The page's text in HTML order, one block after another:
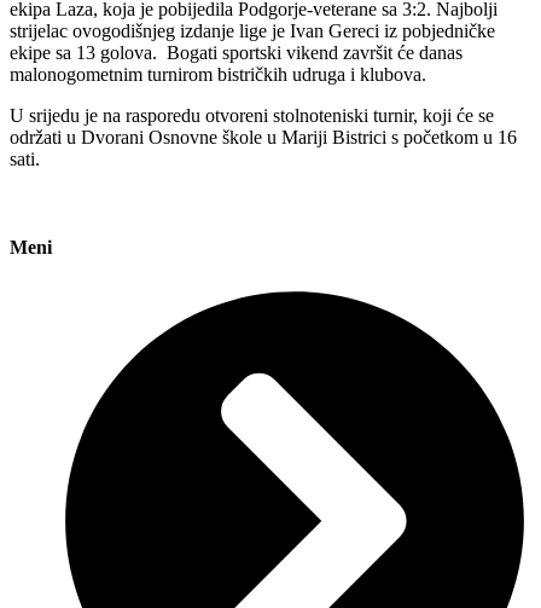
ekipa Laza, koja je pobijedila Podgorje-veterane sa 3:2. Najbolji
strijelac ovogodišnjeg izdanje lige je Ivan Gereci iz pobjedničke
ekipe sa 13 golova. Bogati sportski vikend završit će danas
malonogometnim turnirom bistričkih udruga i klubova.
U srijedu je na rasporedu otvoreni stolnoteniski turnir, koji će se
održati u Dvorani Osnovne škole u Mariji Bistrici s početkom u 16
sati.
Meni